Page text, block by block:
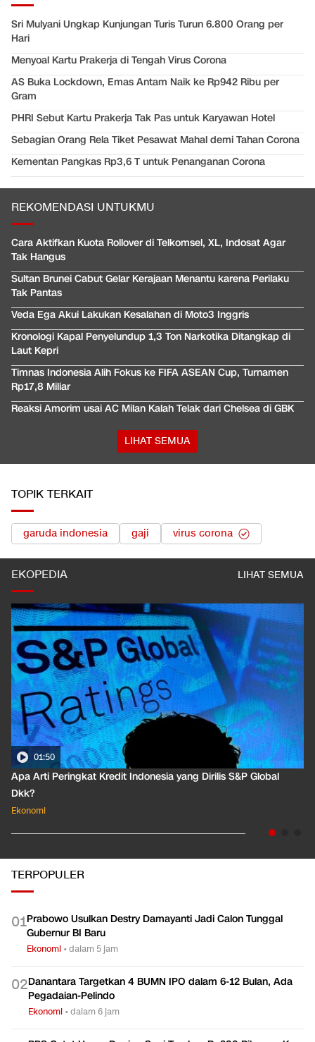
Sri Mulyani Ungkap Kunjungan Turis Turun 6.800 Orang per
Hari
Menyoal Kartu Prakerja di Tengah Virus Corona
AS Buka Lockdown, Emas Antam Naik ke Rp942 Ribu per
Gram
PHRI Sebut Kartu Prakerja Tak Pas untuk Karyawan Hotel
Sebagian Orang Rela Tiket Pesawat Mahal demi Tahan Corona
Kementan Pangkas Rp3,6 T untuk Penanganan Corona
REKOMENDASI UNTUKMU
Cara Aktifkan Kuota Rollover di Telkomsel, XL, Indosat Agar
Tak Hangus
Sultan Brunei Cabut Gelar Kerajaan Menantu karena Perilaku
Tak Pantas
Veda Ega Akui Lakukan Kesalahan di Moto3 Inggris
Kronologi Kapal Penyelundup 1,3 Ton Narkotika Ditangkap di
Laut Kepri
Timnas Indonesia Alih Fokus ke FIFA ASEAN Cup, Turnamen
Rp17,8 Miliar
Reaksi Amorim usai AC Milan Kalah Telak dari Chelsea di GBK
LIHAT SEMUA
TOPIK TERKAIT
garuda indonesia gaji virus corona
EKOPEDIA LIHAT SEMUA
01:50
Apa Arti Peringkat Kredit Indonesia yang Dirilis S&P Global
Dkk?
Ekonomi
TERPOPULER
01Prabowo Usulkan Destry Damayanti Jadi Calon Tunggal
Gubernur BI Baru
Ekonomi •dalam 5 jam
02Danantara Targetkan 4 BUMN IPO dalam 6-12 Bulan, Ada
Pegadaian-Pelindo
Ekonomi •dalam 6 jam